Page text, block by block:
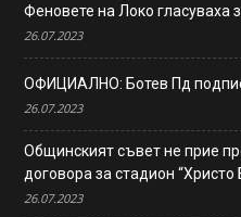
Феновете на Локо гласуваха
26.07.2023
ОФИЦИАЛНО: Ботев Пд
26.07.2023
Общинският съвет не прие
договора за стадион “Христо
26.07.2023